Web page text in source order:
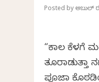
Posted by ಅಬ್ದುಲ್
“ಕಾಲ ಕೆಳಗೆ
ತೂರಾಡುತ್ತಾ
ಪೂಜಾ